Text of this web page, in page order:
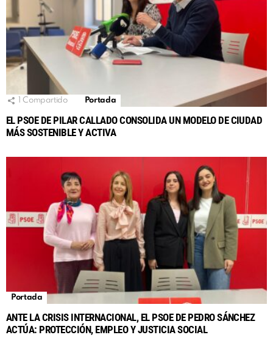
Compartido Portada
EL PSOE DE PILAR CALLADO CONSOLIDA UN MODELO DE CIUDAD
MÁS SOSTENIBLE Y ACTIVA
Portada
ANTE LA CRISIS INTERNACIONAL, EL PSOE DE PEDRO SÁNCHEZ
ACTÚA: PROTECCIÓN, EMPLEO Y JUSTICIA SOCIAL